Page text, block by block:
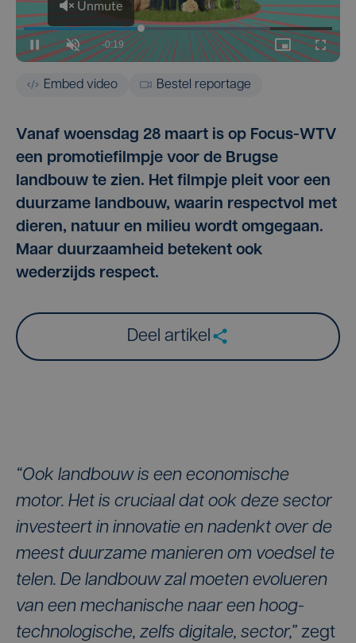
Embed video Bestel reportage
Vanaf woensdag 28 maart is op Focus-WTV
een promotiefilmpje voor de Brugse
landbouw te zien. Het filmpje pleit voor een
duurzame landbouw, waarin respectvol met
dieren, natuur en milieu wordt omgegaan.
Maar duurzaamheid betekent ook
wederzijds respect.
Deel artikel
“Ook landbouw is een economische
motor. Het is cruciaal dat ook deze sector
investeert in innovatie en nadenkt over de
meest duurzame manieren om voedsel te
telen. De landbouw zal moeten evolueren
van een mechanische naar een hoog-
technologische, zelfs digitale, sector,” zegt